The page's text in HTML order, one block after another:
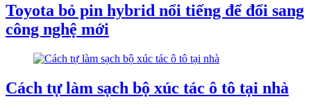
Toyota bỏ pin hybrid nổi tiếng để đổi sang
công nghệ mới
Cách tự làm sạch bộ xúc tác ô tô tại nhà